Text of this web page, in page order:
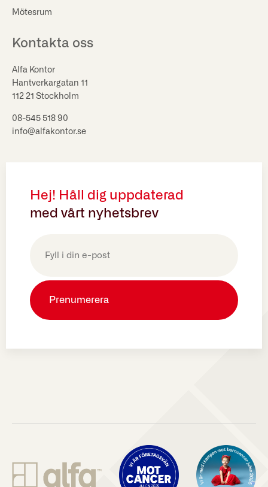
Mötesrum
Kontakta oss
Alfa Kontor
Hantverkargatan 11
112 21 Stockholm
08-545 518 90
info@alfakontor.se
Hej! Håll dig uppdaterad
med vårt nyhetsbrev
(Obligatoriskt)